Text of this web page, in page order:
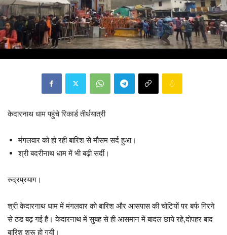
केदारनाथ धाम पहुंचे रिकार्ड तीर्थयात्री
मंगलवार को हो रही बारिश से मौसम सर्द हुआ।
श्री बदरीनाथ धाम में भी बढ़ी सर्दी।
रुद्रप्रयाग।
श्री केदारनाथ धाम में मंगलवार को बारिश और आसपास की चोटियों पर बर्फ गिरने
से ठंड बढ़ गई है। केदारनाथ में सुबह से ही आसमान में बादल छाये रहे,दोपहर बाद
बारिश शुरू हो गयी।